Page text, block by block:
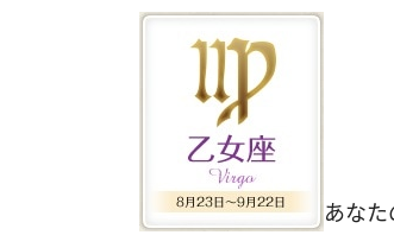
あな